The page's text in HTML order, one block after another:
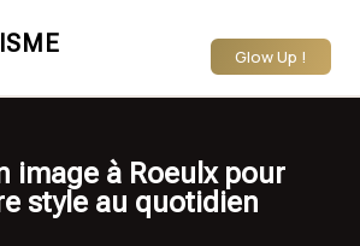
Glow Up !
image à Roeulx pour
style au quotidien